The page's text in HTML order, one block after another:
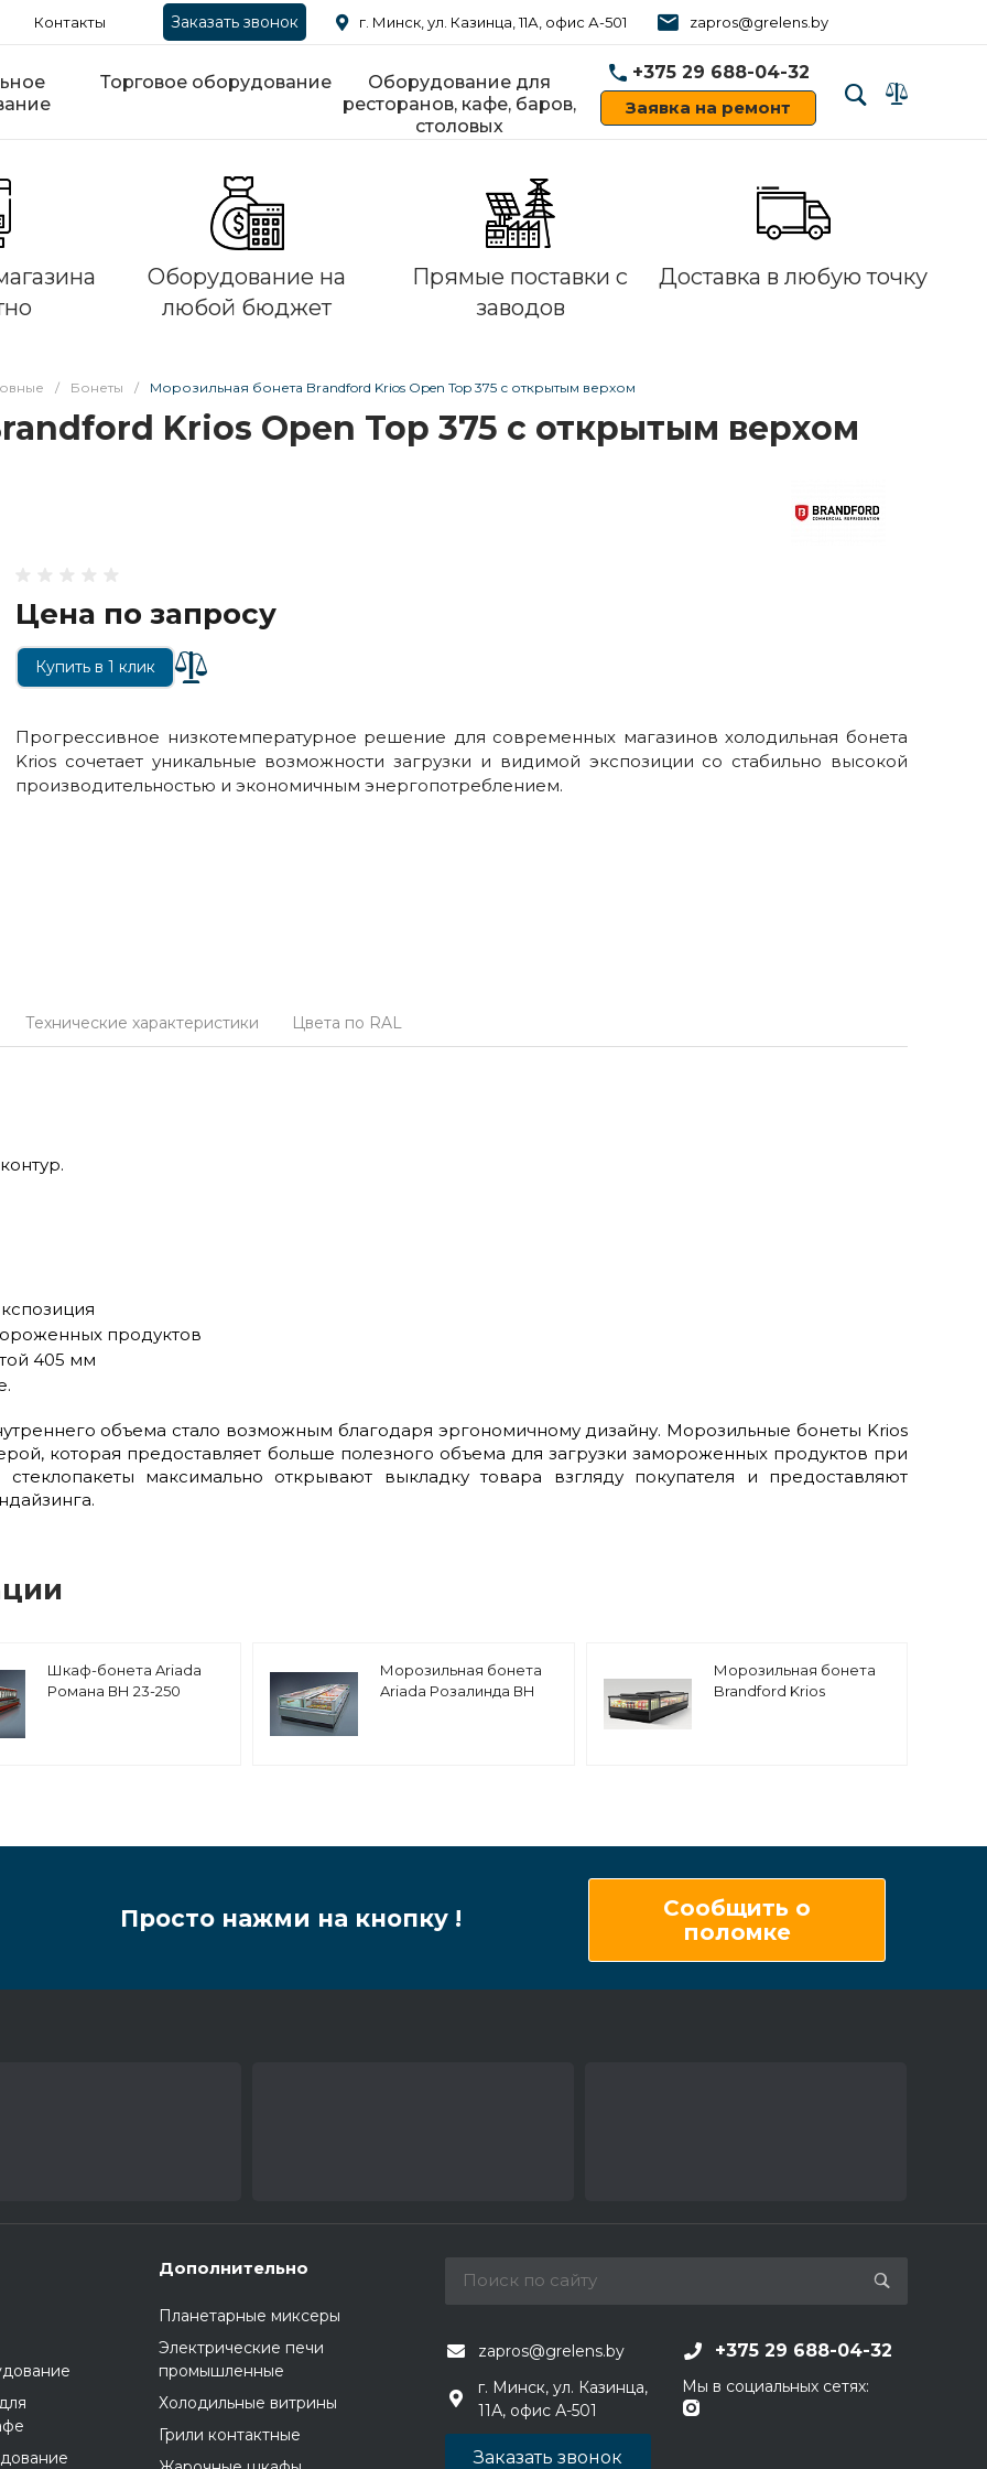
Контакты Заказать звонок г. Минск, ул. Казинца, 11А, офис А-501 zapros@grelens.by
Торговое оборудование
Оборудование для
ресторанов, кафе, баров,
столовых
+375 29 688-04-32
Заявка на ремонт
Оборудование на
любой бюджет
Прямые поставки с
заводов
Доставка в любую точку
/ Бонеты / Морозильная бонета Brandford Krios Open Top 375 с открытым верхом
Krios Open Top 375 с открытым верхом
Цена по запросу
Купить в 1 клик
Прогрессивное низкотемпературное решение для современных магазинов холодильная бонета
Krios сочетает уникальные возможности загрузки и видимой экспозиции со стабильно высокой
производительностью и экономичным энергопотреблением.
Технические характеристики Цвета по RAL
продуктов
405 мм
объема стало возможным благодаря эргономичному дизайну. Морозильные бонеты Krios
которая предоставляет больше полезного объема для загрузки замороженных продуктов при
максимально открывают выкладку товара взгляду покупателя и предоставляют
Шкаф-бонета Ariada
Романа ВН 23-250
Морозильная бонета
Ariada Розалинда ВН
Морозильная бонета
Brandford Krios
Просто нажми на кнопку !
Сообщить о
поломке
Дополнительно
Планетарные миксеры
Электрические печи
промышленные
Холодильные витрины
Грили контактные
zapros@grelens.by +375 29 688-04-32
г. Минск, ул. Казинца,
11А, офис А-501
Мы в социальных сетях:
Заказать звонок